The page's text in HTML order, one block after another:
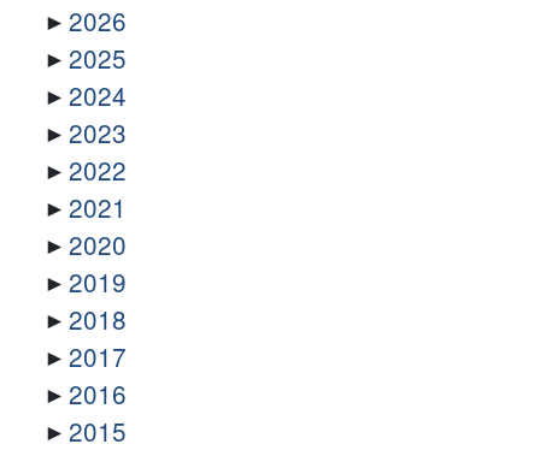
2026
2025
2024
2023
2022
2021
2020
2019
2018
2017
2016
2015